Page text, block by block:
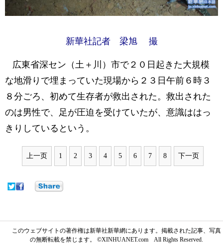
新華社記者 梁旭 撮
広東省深セン（土＋川）市で２０日起きた大規模
な地滑りで埋まっていた現場から２３日午前６時３
８分ごろ、初めて生存者が救出された。救出された
のは男性で、足が圧迫を受けていたが、意識ははっ
きりしているという。
上一页 1 2 3 4 5 6 7 8 下一页
このウェブサイトの著作権は新華社新華網にあります。掲載された記事、写真
の無断転載を禁じます。 ©XINHUANET.com All Rights Reserved.